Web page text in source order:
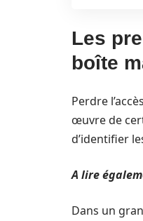
Les
boîte
Perdre
œuvre de
d’identifier
A lire
Dans un